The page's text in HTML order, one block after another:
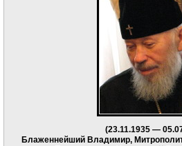
(23.11.1935 —
Блаженнейший Владимир,